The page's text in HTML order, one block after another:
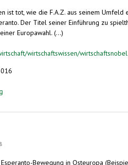
ist tot, wie die F.A.Z. aus seinem
Der Titel seiner Einführung zu
Europawahl. (...)
wirtschaftswissen/
ist tot
Bewegung in Osteuropa